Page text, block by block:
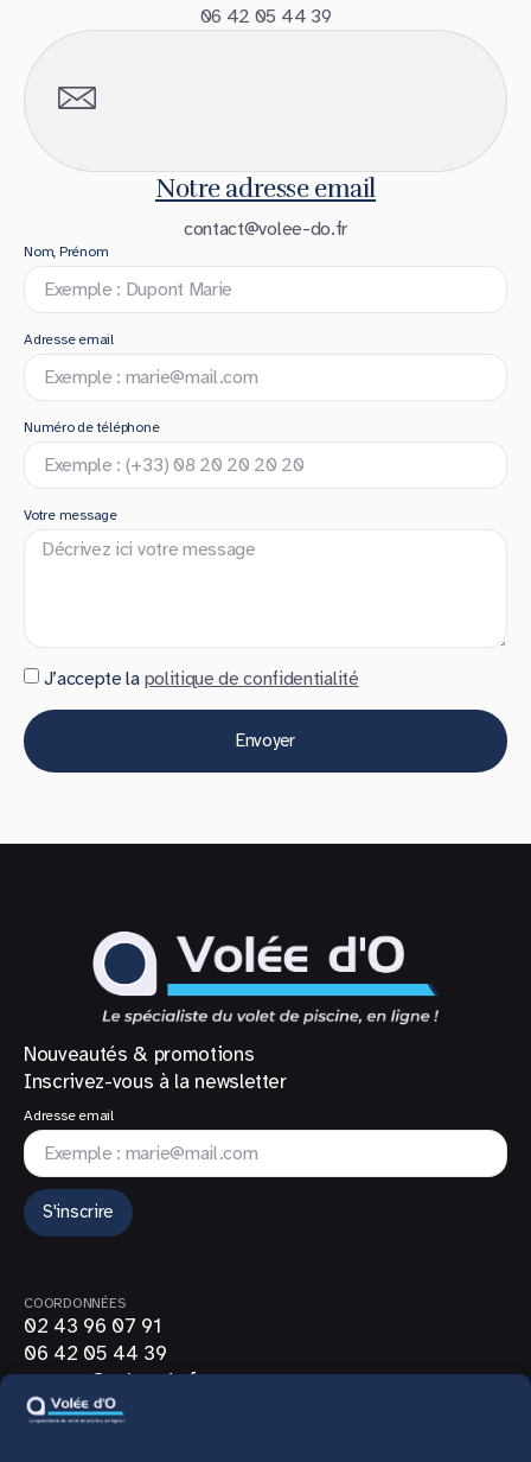
Nom, Prénom
Adresse email
Numéro de téléphone
Votre message
J’accepte la politique de confidentialité
Envoyer
06 42 05 44 39
Notre adresse email
contact@volee-do.fr
Nouveautés & promotions
Inscrivez-vous à la newsletter
Adresse email
S'inscrire
COORDONNÉES
02 43 96 07 91
06 42 05 44 39
contact@volee-do.fr
SUIVEZ-NOUS